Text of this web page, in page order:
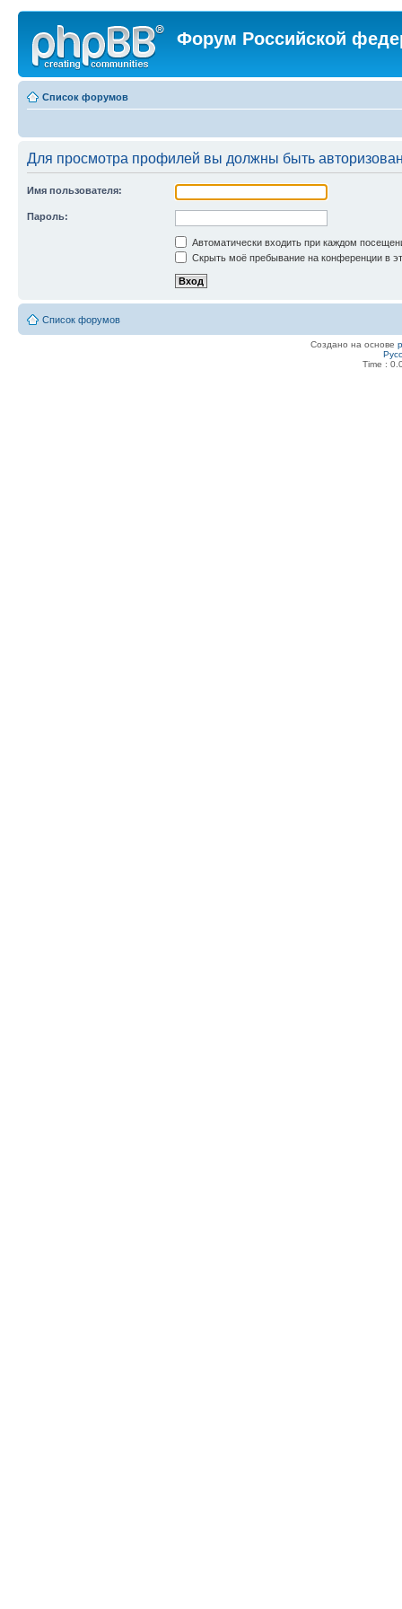
Форум Российской
Список форумов
Для просмотра профилей вы должны быть
Имя пользователя:
Пароль:
Автоматически входить при каждом
Скрыть моё пребывание на конференции в
Список форумов
Создано на основе
Time :